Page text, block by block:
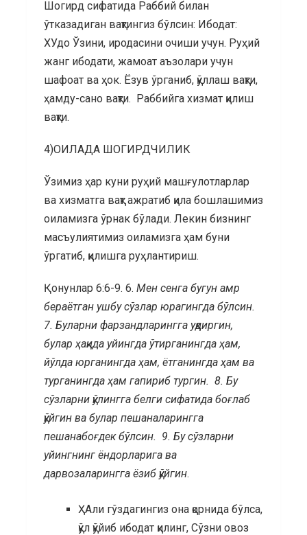
Шогирд сифатида Раббий билан
ўтказадиган вақтингиз бўлсин: Ибодат:
ХУдо Ўзини, иродасини очиши учун. Руҳий
жанг ибодати, жамоат аъзолари учун
шафоат ва ҳок. Ёзув ўрганиб, қўллаш вақти,
ҳамду-сано вақти. Раббийга хизмат қилиш
вақти.
4)ОИЛАДА ШОГИРДЧИЛИК
Ўзимиз ҳар куни руҳий машғулотларлар
ва хизматга вақт ажратиб қила бошлашимиз
оиламизга ўрнак бўлади. Лекин бизнинг
масъулиятимиз оиламизга ҳам буни
ўргатиб, қилишга руҳлантириш.
Қонунлар 6:6-9. 6. Мен сенга бугун амр
бераётган ушбу сўзлар юрагингда бўлсин.
7. Буларни фарзандларингга уқдиргин,
булар ҳақида уйингда ўтирганингда ҳам,
йўлда юрганингда ҳам, ётганингда ҳам ва
турганингда ҳам гапириб тургин. 8. Бу
сўзларни қўлингга белги сифатида боғлаб
қўйгин ва булар пешаналарингга
пешанабоғдек бўлсин. 9. Бу сўзларни
уйингнинг ёндорларига ва
дарвозаларингга ёзиб қўйгин.
ҲАли гўздагингиз она қорнида бўлса,
қўл қўйиб ибодат қилинг, Сўзни овоз